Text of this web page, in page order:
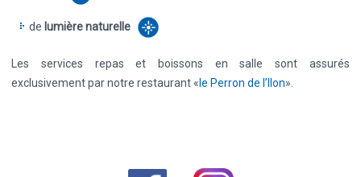
de lumière naturelle
Les services repas et boissons en salle sont assurés
exclusivement par notre restaurant « le Perron de l’Ilon».